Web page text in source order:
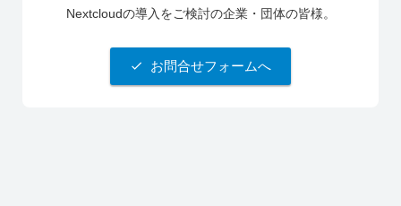
Nextcloudの導入をご検討の企業・団体の皆様。
お問合せフォームへ